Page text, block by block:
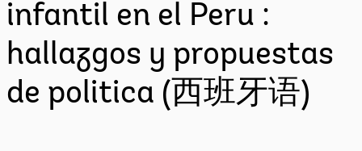
infantil en el Peru :
hallazgos y propuestas
de politica (西班牙语)